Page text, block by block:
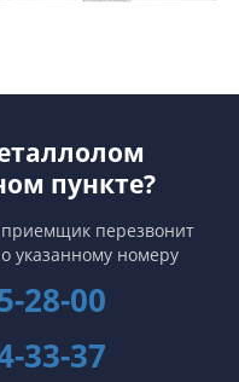
пункте?
перезвонит
указанному номеру
28-00
33-37